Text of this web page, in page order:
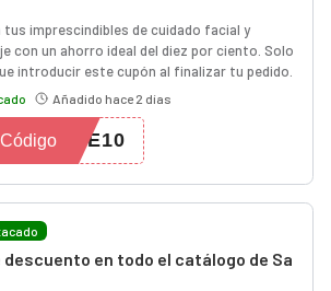
tus imprescindibles de cuidado facial y
con un ahorro ideal del diez por ciento. Solo
introducir este cupón al finalizar tu pedido.
Añadido hace 2 días
VE10
descuento en todo el catálogo de Sa